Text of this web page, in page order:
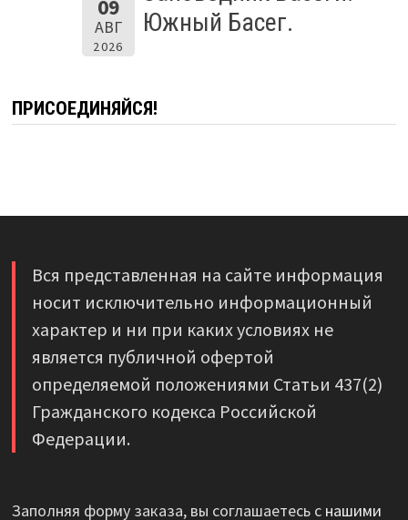
09
АВГ
2026
Южный Басег.
ПРИСОЕДИНЯЙСЯ!
Вся представленная на сайте информация
носит исключительно информационный
характер и ни при каких условиях не
является публичной офертой
определяемой положениями Статьи 437(2)
Гражданского кодекса Российской
Федерации.
Заполняя форму заказа, вы соглашаетесь с нашими